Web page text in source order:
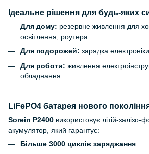
Ідеальне рішення для будь-яких
Для дому: резервне живлення для
освітлення, роутера
Для подорожей: зарядка
Для роботи: живлення
обладнання
LiFePO4 батарея нового
Sorein P2400 використовує літій-залізо-
акумулятор, який гарантує:
Більше 3000 циклів заряджання